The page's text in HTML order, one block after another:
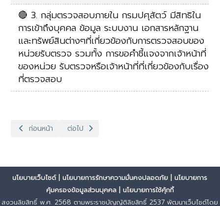
🔴 3. กลุ่มตรวจสอบภายใน กรมปศุสัตว์ มีสิทธิใน
การเข้าถึงบุคคล ข้อมูล ระบบงาน เอกสารหลักฐาน
และทรัพย์สินต่างๆที่เกี่ยวข้องกับการตรวจสอบของ
หน่วยรับตรวจ รวมทั้ง การขอคำชี้แจงจากเจ้าหน้าที่
ของหน่วย รับตรวจหรือเจ้าหน้าที่ที่เกี่ยวข้องกับเรื่อง
ที่ตรวจสอบ
เนื้อหาก่อนหน้า: วิสัยทัศน์ พันธกิจ
ก่อนหน้า เนื้อหาถัดไป: ผู้บริหาร โครงสร้างองค์กร และ บุคลาก
ต่อไป
นโยบายเว็บไซต์| นโยบายการรักษาความมั่นคงปลอดภัย
นโยบายการ
คุ้มครองข้อมูลส่วนบุคคล| นโยบายการใช้คุ้กกี้
สงวนลิขสิทธิ์ พ.ศ. 2568 ตามพระราชบัญญัติลิขสิทธิ์ 2537 พัฒนาเว็บไซต์โดย